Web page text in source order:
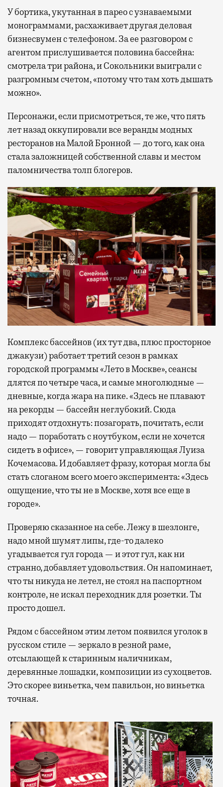
У бортика, укутанная в парео с узнаваемыми
монограммами, расхаживает другая деловая
бизнесвумен с телефоном. За ее разговором с
агентом прислушивается половина бассейна:
смотрела три района, и Сокольники выиграли с
разгромным счетом, «потому что там хоть дышать
можно».
Персонажи, если присмотреться, те же, что пять
лет назад оккупировали все веранды модных
ресторанов на Малой Бронной — до того, как она
стала заложницей собственной славы и местом
паломничества толп блогеров.
Комплекс бассейнов (их тут два, плюс просторное
джакузи) работает третий сезон в рамках
городской программы «Лето в Москве», сеансы
длятся по четыре часа, и самые многолюдные —
дневные, когда жара на пике. «Здесь не плавают
на рекорды — бассейн неглубокий. Сюда
приходят отдохнуть: позагорать, почитать, если
надо — поработать с ноутбуком, если не хочется
сидеть в офисе», — говорит управляющая Луиза
Кочемасова. И добавляет фразу, которая могла бы
стать слоганом всего моего эксперимента: «Здесь
ощущение, что ты не в Москве, хотя все еще в
городе».
Проверяю сказанное на себе. Лежу в шезлонге,
надо мной шумят липы, где-то далеко
угадывается гул города — и этот гул, как ни
странно, добавляет удовольствия. Он напоминает,
что ты никуда не летел, не стоял на паспортном
контроле, не искал переходник для розетки. Ты
просто дошел.
Рядом с бассейном этим летом появился уголок в
русском стиле — зеркало в резной раме,
отсылающей к старинным наличникам,
деревянные лошадки, композиции из сухоцветов.
Это скорее виньетка, чем павильон, но виньетка
точная.